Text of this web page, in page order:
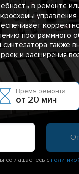
в ремонте
управления
программного
также
и расширения
Время ремонта:
от 20 мин
соглашаетесь с